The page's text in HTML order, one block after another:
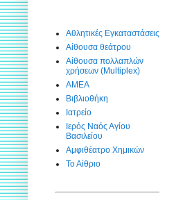
Αθλητικές Εγκαταστάσεις
Αίθουσα θεάτρου
Αίθουσα πολλαπλών
χρήσεων (Multiplex)
ΑΜΕΑ
Βιβλιοθήκη
Ιατρείο
Ιερός Ναός Αγίου
Βασιλείου
Αμφιθέατρο Χημικών
Το Αίθριο